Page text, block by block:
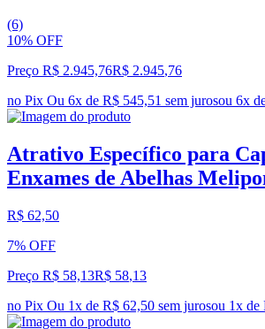
(6)
10% OFF
Preço R$ 2.945,76R$ 2.945,76
no Pix Ou 6x de R$ 545,51 sem jurosou 6x
Atrativo Específico para
Enxames de Abelhas
R$ 62,50
7% OFF
Preço R$ 58,13R$ 58,13
no Pix Ou 1x de R$ 62,50 sem jurosou 1x de